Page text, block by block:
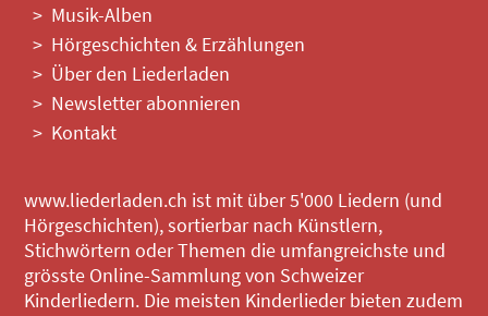
Musik-Alben
Hörgeschichten & Erzählungen
Über den Liederladen
Newsletter abonnieren
Kontakt
www.liederladen.ch ist mit über 5'000 Liedern (und
Hörgeschichten), sortierbar nach Künstlern,
Stichwörtern oder Themen die umfangreichste und
grösste Online-Sammlung von Schweizer
Kinderliedern. Die meisten Kinderlieder bieten zudem